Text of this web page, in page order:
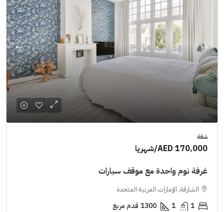
شقة
AED 170,000/شهريا
غرفة نوم واحدة مع موقف سيارات
الشارقة, الإمارات العربية المتحدة
1
1
1300 قدم مربع